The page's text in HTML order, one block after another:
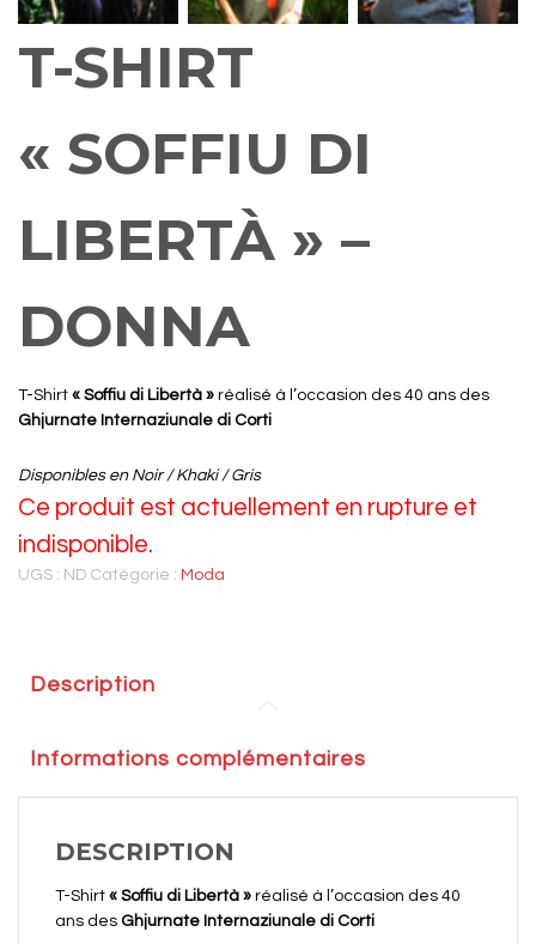
T-SHIRT
« SOFFIU DI
LIBERTÀ » –
DONNA
T-Shirt « Soffiu di Libertà » réalisé à l’occasion des 40 ans des
Ghjurnate Internaziunale di Corti
Disponibles en Noir / Khaki / Gris
Ce produit est actuellement en rupture et
indisponible.
UGS : ND Catégorie : Moda
Description
Informations complémentaires
DESCRIPTION
T-Shirt « Soffiu di Libertà » réalisé à l’occasion des 40
ans des Ghjurnate Internaziunale di Corti